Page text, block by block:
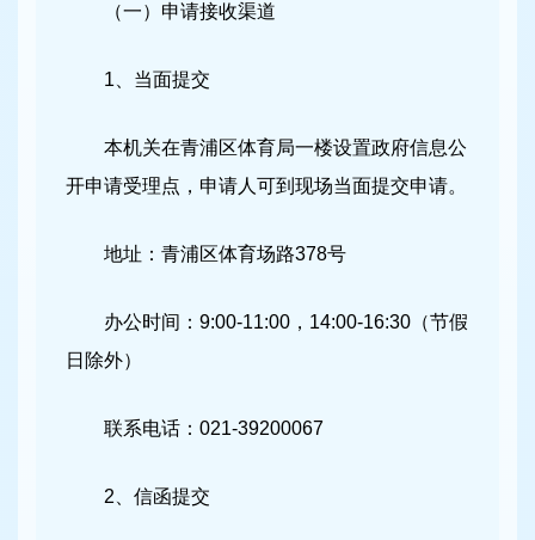
（一）申请接收渠道
1、当面提交
本机关在青浦区体育局一楼设置政府信息公
开申请受理点，申请人可到现场当面提交申请。
地址：青浦区体育场路378号
办公时间：9:00-11:00，14:00-16:30（节假
日除外）
联系电话：021-39200067
2、信函提交